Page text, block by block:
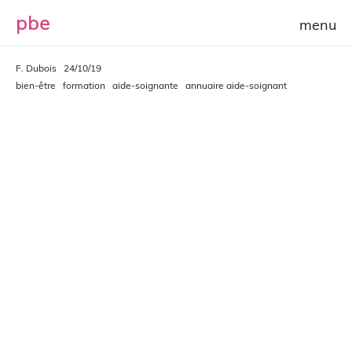
pbe
F. Dubois
24/10/19
bien-être
formation aide-soignante annuaire aide-soignant